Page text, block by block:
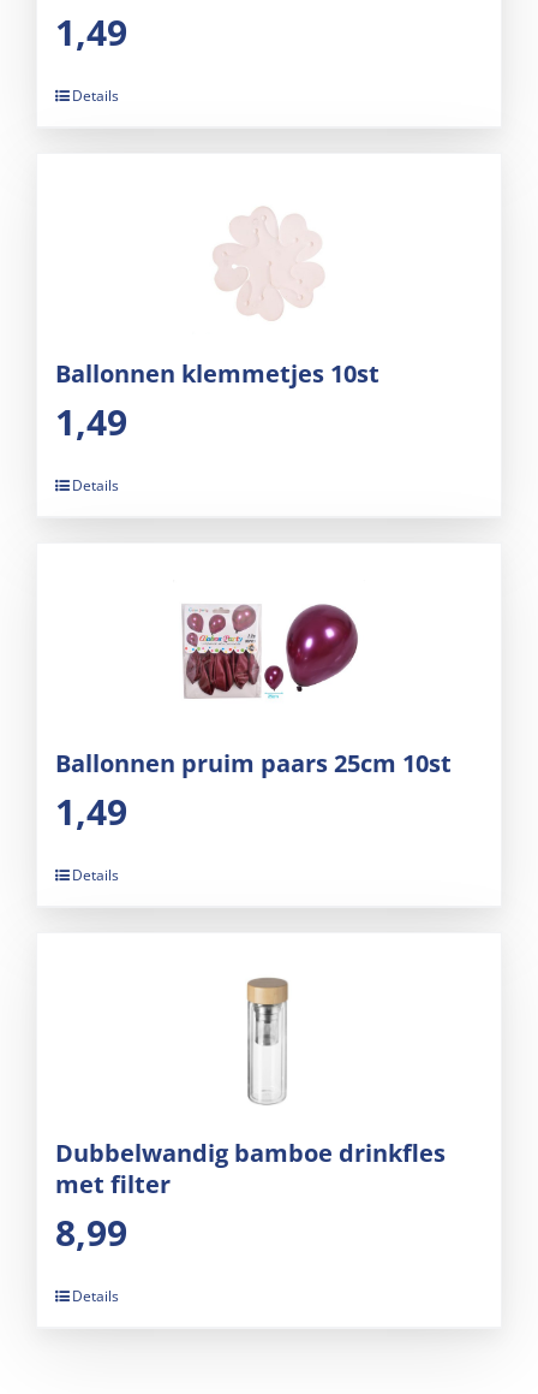
1,49
Details
Ballonnen klemmetjes 10st
1,49
Details
Ballonnen pruim paars 25cm 10st
1,49
Details
Dubbelwandig bamboe drinkfles
met filter
8,99
Details